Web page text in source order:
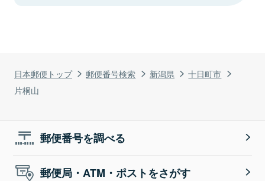
日本郵便トップ 郵便番号検索 新潟県
十日町市
片桐山
郵便番号を調べる
郵便局・ATM・ポストをさがす